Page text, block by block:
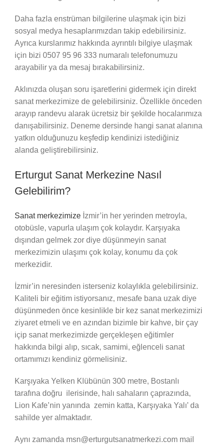
Daha fazla enstrüman bilgilerine ulaşmak için bizi
sosyal medya hesaplarımızdan takip edebilirsiniz.
Ayrıca kurslarımız hakkında ayrıntılı bilgiye ulaşmak
için bizi 0507 95 96 333 numaralı telefonumuzu
arayabilir ya da mesaj bırakabilirsiniz.
Aklınızda oluşan soru işaretlerini gidermek için direkt
sanat merkezimize de gelebilirsiniz. Özellikle önceden
arayıp randevu alarak ücretsiz bir şekilde hocalarımıza
danışabilirsiniz. Deneme dersinde hangi sanat alanına
yatkın olduğunuzu keşfedip kendinizi istediğiniz
alanda geliştirebilirsiniz.
Erturgut Sanat Merkezine Nasıl
Gelebilirim?
Sanat merkezimizeİzmir’in her yerinden metroyla,
otobüsle, vapurla ulaşım çok kolaydır. Karşıyaka
dışından gelmek zor diye düşünmeyin sanat
merkezimizin ulaşımı çok kolay, konumu da çok
merkezidir.
İzmir’in neresinden isterseniz kolaylıkla gelebilirsiniz.
Kaliteli bir eğitim istiyorsanız, mesafe bana uzak diye
düşünmeden önce kesinlikle bir kez sanat merkezimizi
ziyaret etmeli ve en azından bizimle bir kahve, bir çay
içip sanat merkezimizde gerçekleşen eğitimler
hakkında bilgi alıp, sıcak, samimi, eğlenceli sanat
ortamımızı kendiniz görmelisiniz.
Karşıyaka Yelken Klübünün 300 metre, Bostanlı
tarafına doğru ilerisinde, halı sahaların çaprazında,
Lion Kafe’nin yanında zemin katta, Karşıyaka Yalı’ da
sahilde yer almaktadır.
Aynı zamanda msn@erturgutsanatmerkezi.com mail